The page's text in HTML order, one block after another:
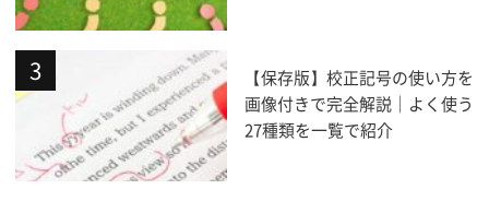
【保存版】校正記号の使い方を
画像付きで完全解説｜よく使う
27種類を一覧で紹介